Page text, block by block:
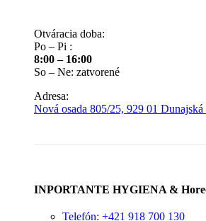
Otváracia doba:
Po – Pi :
8:00 – 16:00
So – Ne: zatvorené
Adresa:
Nová osada 805/25, 929 01 Dunajská
INPORTANTE HYGIENA &
Telefón: +421 918 700 130